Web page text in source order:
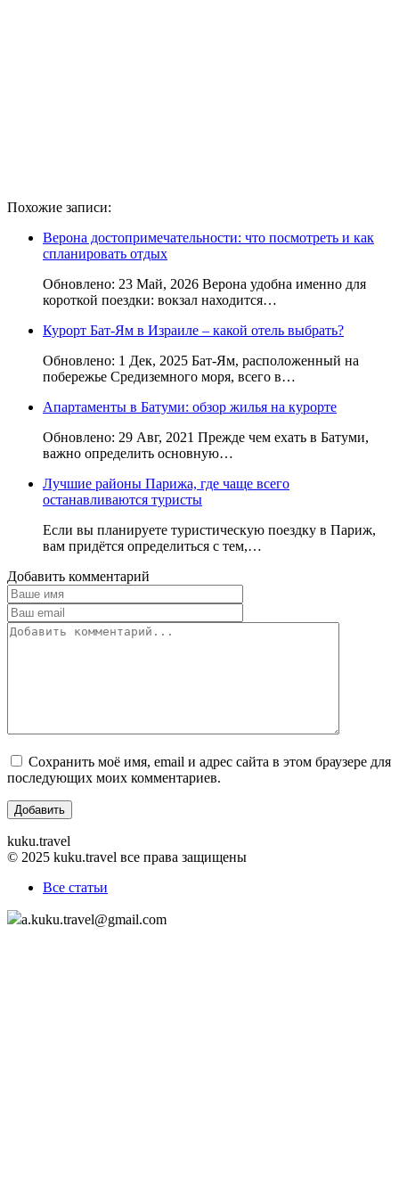
Похожие записи:
Верона достопримечательности: что посмотреть и как
спланировать отдых
Обновлено: 23 Май, 2026 Верона удобна именно для
короткой поездки: вокзал находится…
Курорт Бат-Ям в Израиле – какой отель выбрать?
Обновлено: 1 Дек, 2025 Бат-Ям, расположенный на
побережье Средиземного моря, всего в…
Апартаменты в Батуми: обзор жилья на курорте
Обновлено: 29 Авг, 2021 Прежде чем ехать в Батуми,
важно определить основную…
Лучшие районы Парижа, где чаще всего
останавливаются туристы
Если вы планируете туристическую поездку в Париж,
вам придётся определиться с тем,…
Добавить комментарий
Сохранить моё имя, email и адрес сайта в этом браузере для
последующих моих комментариев.
kuku.travel
© 2025 kuku.travel все права защищены
Все статьи
a.kuku.travel@gmail.com